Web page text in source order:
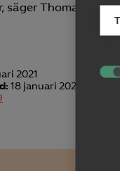
säger Thomas
2021
18 januari 2021